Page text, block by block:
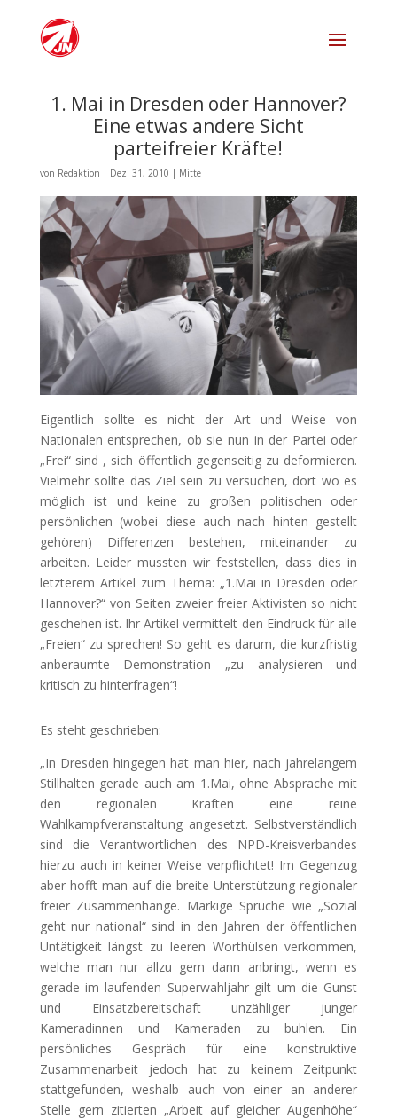
1. Mai in Dresden oder Hannover?
Eine etwas andere Sicht
parteifreier Kräfte!
von Redaktion | Dez. 31, 2010 | Mitte
Eigentlich sollte es nicht der Art und Weise von
Nationalen entsprechen, ob sie nun in der Partei oder
„Frei“ sind , sich öffentlich gegenseitig zu deformieren.
Vielmehr sollte das Ziel sein zu versuchen, dort wo es
möglich ist und keine zu großen politischen oder
persönlichen (wobei diese auch nach hinten gestellt
gehören) Differenzen bestehen, miteinander zu
arbeiten. Leider mussten wir feststellen, dass dies in
letzterem Artikel zum Thema: „1.Mai in Dresden oder
Hannover?“ von Seiten zweier freier Aktivisten so nicht
geschehen ist. Ihr Artikel vermittelt den Eindruck für alle
„Freien“ zu sprechen! So geht es darum, die kurzfristig
anberaumte Demonstration „zu analysieren und
kritisch zu hinterfragen“!
Es steht geschrieben:
„In Dresden hingegen hat man hier, nach jahrelangem
Stillhalten gerade auch am 1.Mai, ohne Absprache mit
den regionalen Kräften eine reine
Wahlkampfveranstaltung angesetzt. Selbstverständlich
sind die Verantwortlichen des NPD-Kreisverbandes
hierzu auch in keiner Weise verpflichtet! Im Gegenzug
aber hofft man auf die breite Unterstützung regionaler
freier Zusammenhänge. Markige Sprüche wie „Sozial
geht nur national“ sind in den Jahren der öffentlichen
Untätigkeit längst zu leeren Worthülsen verkommen,
welche man nur allzu gern dann anbringt, wenn es
gerade im laufenden Superwahljahr gilt um die Gunst
und Einsatzbereitschaft unzähliger junger
Kameradinnen und Kameraden zu buhlen. Ein
persönliches Gespräch für eine konstruktive
Zusammenarbeit jedoch hat zu keinem Zeitpunkt
stattgefunden, weshalb auch von einer an anderer
Stelle gern zitierten „Arbeit auf gleicher Augenhöhe“